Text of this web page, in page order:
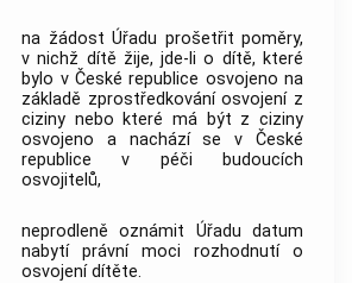
na žádost Úřadu prošetřit poměry,
v nichž dítě žije, jde-li o dítě, které
bylo v České republice osvojeno na
základě zprostředkování osvojení z
ciziny nebo které má být z ciziny
osvojeno a nachází se v České
republice v péči budoucích
osvojitelů,
neprodleně oznámit Úřadu datum
nabytí právní moci rozhodnutí o
osvojení dítěte.